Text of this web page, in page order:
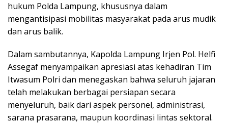
hukum Polda Lampung, khususnya dalam
mengantisipasi mobilitas masyarakat pada arus mudik
dan arus balik.
Dalam sambutannya, Kapolda Lampung Irjen Pol. Helfi
Assegaf menyampaikan apresiasi atas kehadiran Tim
Itwasum Polri dan menegaskan bahwa seluruh jajaran
telah melakukan berbagai persiapan secara
menyeluruh, baik dari aspek personel, administrasi,
sarana prasarana, maupun koordinasi lintas sektoral.